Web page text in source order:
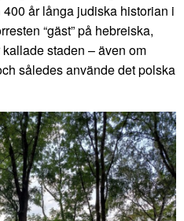
år långa judiska historian i
“gäst” på hebreiska,
staden – även om
således använde det polska